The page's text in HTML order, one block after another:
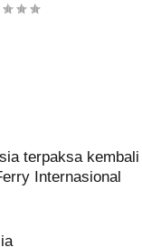
terpaksa kembali
Internasional